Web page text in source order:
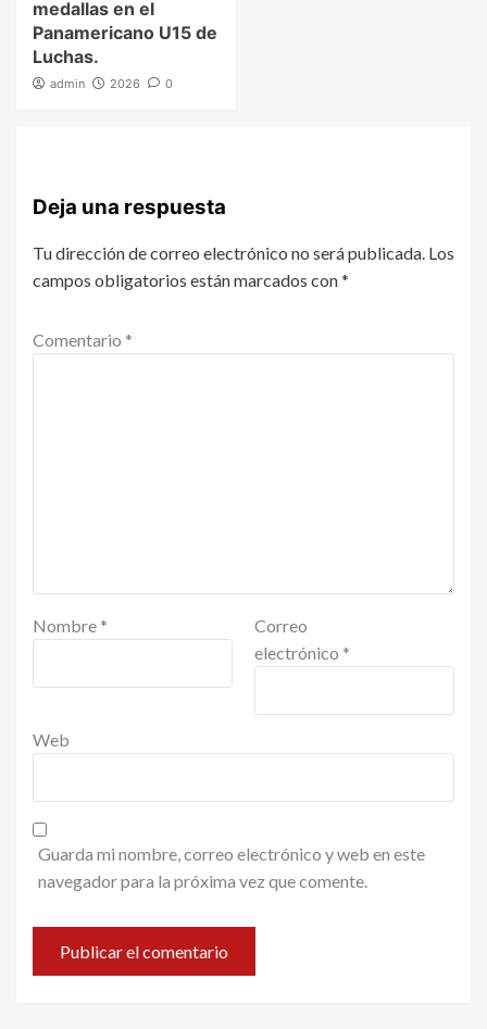
medallas en el
Panamericano U15 de
Luchas.
admin 2026 0
Deja una respuesta
Tu dirección de correo electrónico no será publicada. Los
campos obligatorios están marcados con*
Comentario *
Nombre *
Correo
electrónico *
Web
Guarda mi nombre, correo electrónico y web en este
navegador para la próxima vez que comente.